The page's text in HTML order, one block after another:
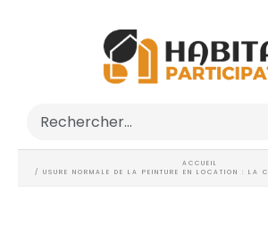
ACCUEIL
/ USURE NORMALE DE LA PEINTURE EN LOCATION : LA